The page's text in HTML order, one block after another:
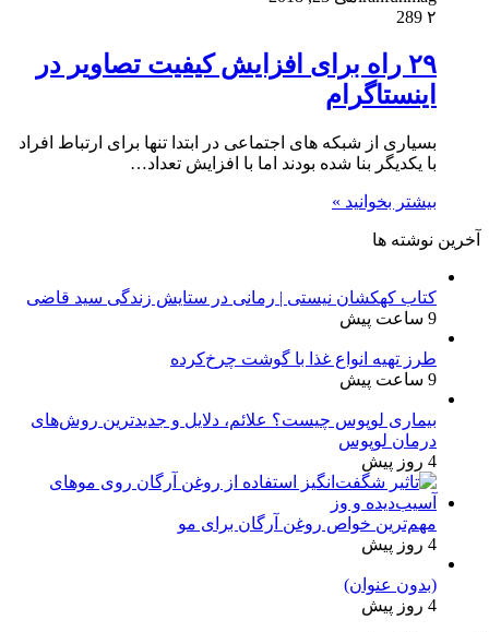
۲
۲۹ راه برای افزایش کیفیت تصاویر در
اینستاگرام
بسیاری از شبکه های اجتماعی در ابتدا تنها برای ارتباط افراد
با یکدیگر بنا شده بودند اما با افزایش تعداد…
بیشتر بخوانید »
آخرین نوشته ها
کتاب کهکشان نیستی | رمانی در ستایش زندگی سید قاضی
9 ساعت پیش
طرز تهیه انواع غذا با گوشت چرخ‌کرده
9 ساعت پیش
بیماری لوپوس چیست؟ علائم، دلایل و جدیدترین روش‌های
درمان لوپوس
4 روز پیش
مهم‌ترین خواص روغن آرگان برای مو
4 روز پیش
(بدون عنوان)
4 روز پیش